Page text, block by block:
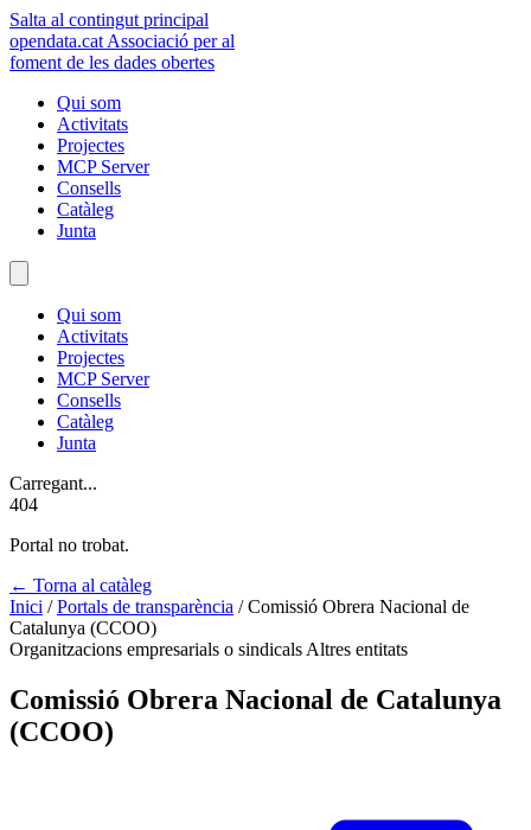
Salta al contingut principal
opendata.cat Associació per al
foment de les dades obertes
Qui som
Activitats
Projectes
MCP Server
Consells
Catàleg
Junta
Qui som
Activitats
Projectes
MCP Server
Consells
Catàleg
Junta
Carregant...
404
Portal no trobat.
← Torna al catàleg
Inici / Portals de transparència / Comissió Obrera Nacional de
Catalunya (CCOO)
Organitzacions empresarials o sindicals Altres entitats
Comissió Obrera Nacional de Catalunya
(CCOO)